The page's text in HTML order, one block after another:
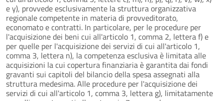
e y), provvede esclusivamente la struttura organizzativa
regionale competente in materia di provveditorato,
economato e contratti. In particolare, per le procedure per
l'acquisizione dei beni cui all'articolo 1, comma 2, lettera f) e
per quelle per l'acquisizione dei servizi di cui all'articolo 1,
comma 3, lettera n), la competenza esclusiva è limitata alle
acquisizioni la cui copertura finanziaria è garantita dai fondi
gravanti sui capitoli del bilancio della spesa assegnati alla
struttura medesima. Alle procedure per l'acquisizione dei
servizi di cui all'articolo 1, comma 3, lettera g), limitatamente